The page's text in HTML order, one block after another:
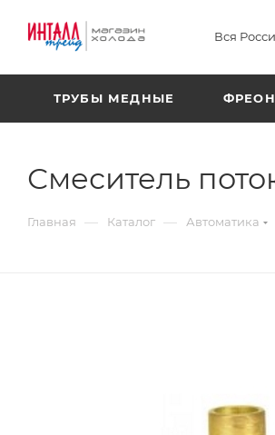
Вся
ТРУБЫ МЕДНЫЕ
Смеситель
Главная — Каталог — Автоматика